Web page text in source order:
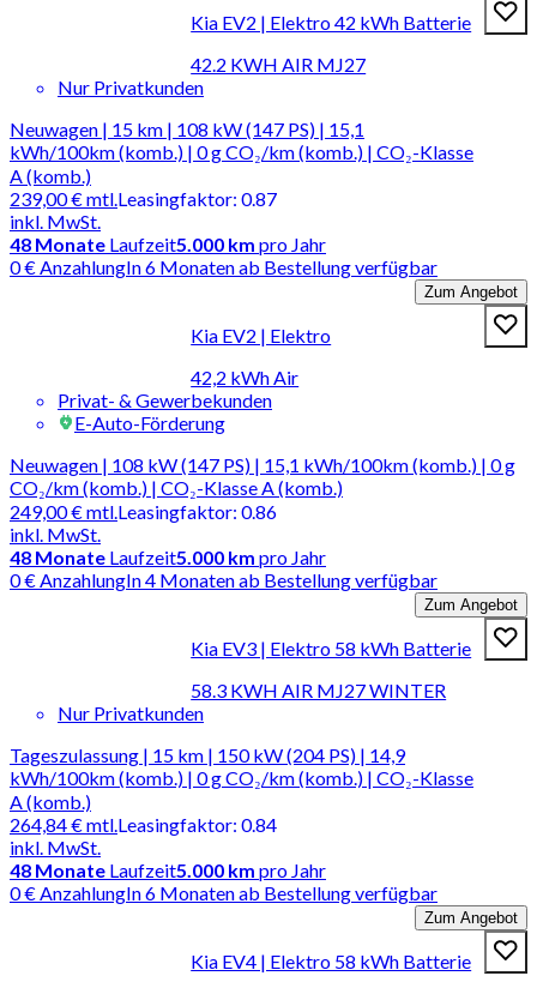
Kia EV2 | Elektro 42 kWh Batterie
42.2 KWH AIR MJ27
Nur Privatkunden
Neuwagen | 15 km | 108 kW (147 PS) | 15,1
kWh/100km (komb.) | 0 g CO₂/km (komb.) | CO₂-Klasse
A (komb.)
239,00 €mtl.
inkl. MwSt.
Leasingfaktor: 0.87
48 Monate Laufzeit5.000 km pro Jahr
0 € AnzahlungIn 6 Monaten ab Bestellung verfügbar
Zum Angebot
Kia EV2 | Elektro
42,2 kWh Air
Privat- & Gewerbekunden
E-Auto-Förderung
Neuwagen | 108 kW (147 PS) | 15,1 kWh/100km (komb.) | 0 g
CO₂/km (komb.) | CO₂-Klasse A (komb.)
249,00 €mtl.
inkl. MwSt.
Leasingfaktor: 0.86
48 Monate Laufzeit5.000 km pro Jahr
0 € AnzahlungIn 4 Monaten ab Bestellung verfügbar
Zum Angebot
Kia EV3 | Elektro 58 kWh Batterie
58.3 KWH AIR MJ27 WINTER
Nur Privatkunden
Tageszulassung | 15 km | 150 kW (204 PS) | 14,9
kWh/100km (komb.) | 0 g CO₂/km (komb.) | CO₂-Klasse
A (komb.)
264,84 €mtl.
inkl. MwSt.
Leasingfaktor: 0.84
48 Monate Laufzeit5.000 km pro Jahr
0 € AnzahlungIn 6 Monaten ab Bestellung verfügbar
Zum Angebot
Kia EV4 | Elektro 58 kWh Batterie